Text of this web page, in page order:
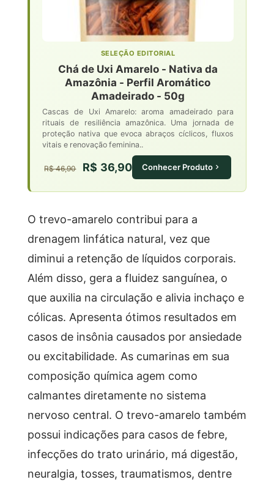
SELEÇÃO EDITORIAL
Chá de Uxi Amarelo - Nativa da
Amazônia - Perfil Aromático
Amadeirado - 50g
Cascas de Uxi Amarelo: aroma amadeirado para
rituais de resiliência amazônica. Uma jornada de
proteção nativa que evoca abraços cíclicos, fluxos
vitais e renovação feminina..
R$ 46,90 R$ 36,90 Conhecer Produto
O trevo-amarelo contribui para a
drenagem linfática natural, vez que
diminui a retenção de líquidos corporais.
Além disso, gera a fluidez sanguínea, o
que auxilia na circulação e alivia inchaço e
cólicas. Apresenta ótimos resultados em
casos de insônia causados por ansiedade
ou excitabilidade. As cumarinas em sua
composição química agem como
calmantes diretamente no sistema
nervoso central. O trevo-amarelo também
possui indicações para casos de febre,
infecções do trato urinário, má digestão,
neuralgia, tosses, traumatismos, dentre